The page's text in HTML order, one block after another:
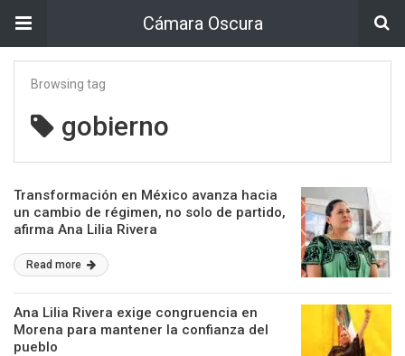
Cámara Oscura
Browsing tag
gobierno
Transformación en México avanza hacia
un cambio de régimen, no solo de partido,
afirma Ana Lilia Rivera
Read more
Ana Lilia Rivera exige congruencia en
Morena para mantener la confianza del
pueblo